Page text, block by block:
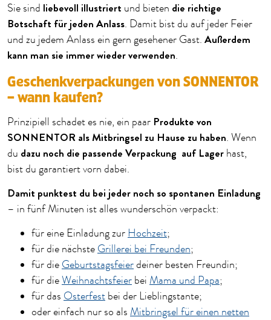
Sie sind liebevoll illustriert und bieten die richtige
Botschaft für jeden Anlass. Damit bist du auf jeder Feier
und zu jedem Anlass ein gern gesehener Gast. Außerdem
kann man sie immer wieder verwenden.
Geschenkverpackungen von SONNENTOR
– wann kaufen?
Prinzipiell schadet es nie, ein paar Produkte von
SONNENTOR als Mitbringsel zu Hause zu haben. Wenn
du dazu noch die passende Verpackung auf Lager hast,
bist du garantiert vorn dabei.
Damit punktest du bei jeder noch so spontanen Einladung
– in fünf Minuten ist alles wunderschön verpackt:
für eine Einladung zurHochzeit;
für die nächsteGrillerei bei Freunden;
für dieGeburtstagsfeierdeiner besten Freundin;
für dieWeihnachtsfeier bei Mama und Papa;
für das Osterfest bei der Lieblingstante;
oder einfach nur so als Mitbringsel für einen netten